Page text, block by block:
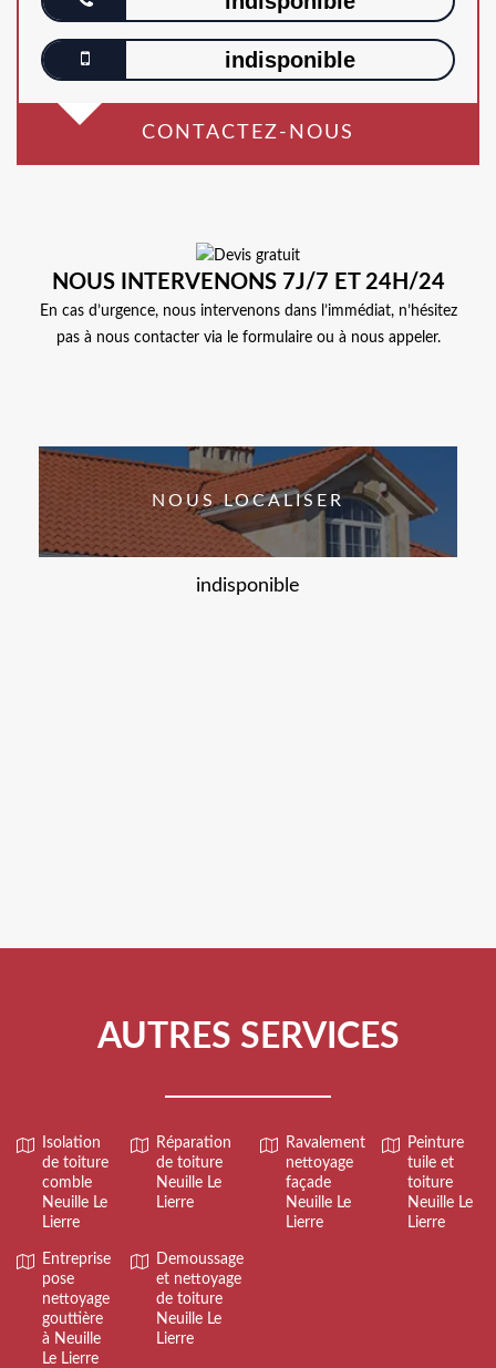
indisponible
CONTACTEZ-NOUS
NOUS INTERVENONS 7J/7 ET 24H/24
En cas d’urgence, nous intervenons dans l’immédiat, n’hésitez
pas à nous contacter via le formulaire ou à nous appeler.
NOUS LOCALISER
indisponible
AUTRES SERVICES
Isolation
de toiture
comble
Neuille Le
Lierre
Réparation
de toiture
Neuille Le
Lierre
Ravalement
nettoyage
façade
Neuille Le
Lierre
Peinture
tuile et
toiture
Neuille Le
Lierre
Entreprise
pose
nettoyage
gouttière
à Neuille
Le Lierre
Demoussage
et nettoyage
de toiture
Neuille Le
Lierre